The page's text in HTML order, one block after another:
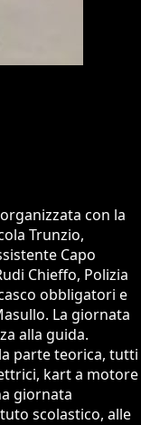
con la
Trunzio,
Capo
Chieffo, Polizia
obbligatori e
La giornata
alla guida.
parte teorica, tutti
kart a motore
giornata
scolastico, alle